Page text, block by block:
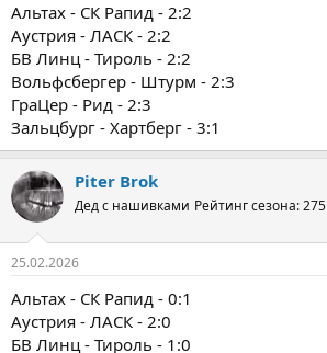
Альтах - СК Рапид - 2:2
Аустрия - ЛАСК - 2:2
БВ Линц - Тироль - 2:2
Вольфсбергер - Штурм - 2:3
ГраЦер - Рид - 2:3
Зальцбург - Хартберг - 3:1
Piter Brok
Дед с нашивками Рейтинг сезона: 275
25.02.2026
Альтах - СК Рапид - 0:1
Аустрия - ЛАСК - 2:0
БВ Линц - Тироль - 1:0